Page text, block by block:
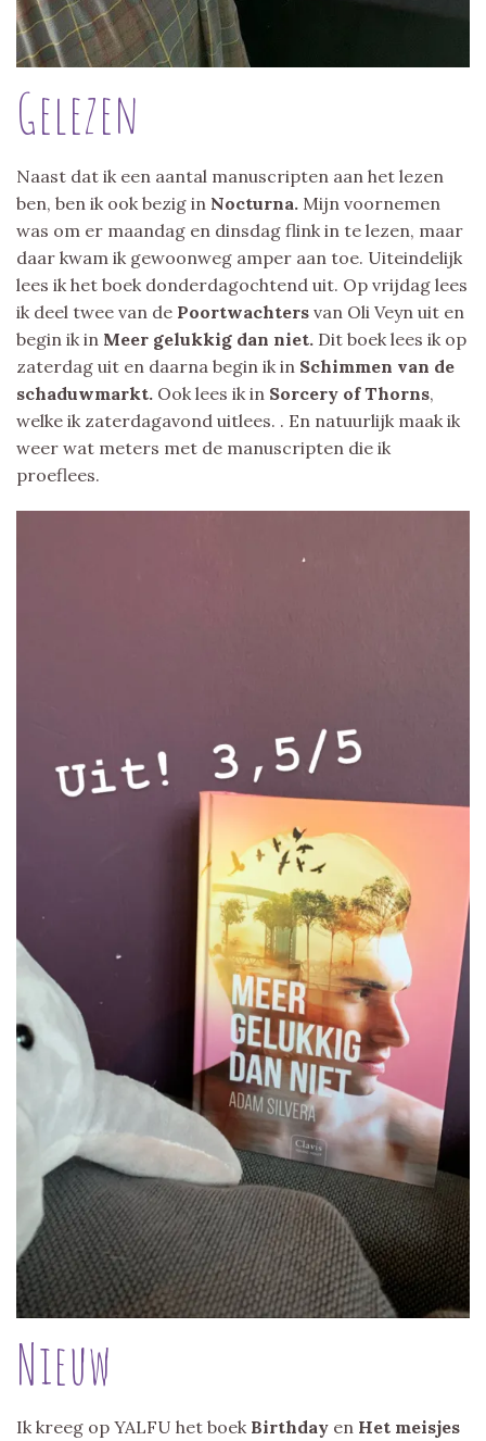
Gelezen
Naast dat ik een aantal manuscripten aan het lezen
ben, ben ik ook bezig in Nocturna. Mijn voornemen
was om er maandag en dinsdag flink in te lezen, maar
daar kwam ik gewoonweg amper aan toe. Uiteindelijk
lees ik het boek donderdagochtend uit. Op vrijdag lees
ik deel twee van de Poortwachters van Oli Veyn uit en
begin ik in Meer gelukkig dan niet. Dit boek lees ik op
zaterdag uit en daarna begin ik in Schimmen van de
schaduwmarkt. Ook lees ik in Sorcery of Thorns,
welke ik zaterdagavond uitlees. . En natuurlijk maak ik
weer wat meters met de manuscripten die ik
proeflees.
Nieuw
Ik kreeg op YALFU het boek Birthday en Het meisjes